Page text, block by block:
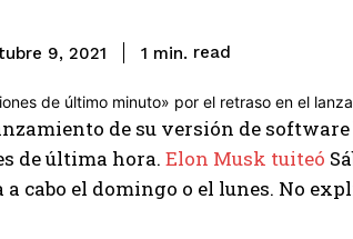
9, 2021 1 min. read
de su versión de
de última hora. Elon Musk tuiteó
cabo el domingo o el lunes. No